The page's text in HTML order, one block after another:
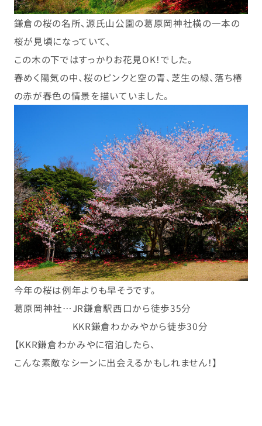
鎌倉の桜の名所、源氏山公園の葛原岡神社横の一本の
桜が見頃になっていて、
この木の下ではすっかりお花見OK！でした。
春めく陽気の中、桜のピンクと空の青、芝生の緑、落ち椿
の赤が春色の情景を描いていました。
今年の桜は例年よりも早そうです。
葛原岡神社…JR鎌倉駅西口から徒歩35分
KKR鎌倉わかみやから徒歩30分
【KKR鎌倉わかみやに宿泊したら、
こんな素敵なシーンに出会えるかもしれません！】